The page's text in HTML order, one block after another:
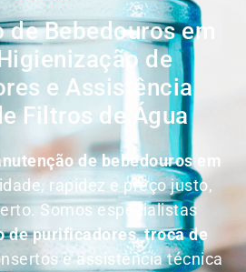
de Bebedouros em
de
e Assistência
Filtros de Água
de bebedouros em
rapidez e preço justo,
Somos especialistas
de purificadores,troca de
e assistência técnica